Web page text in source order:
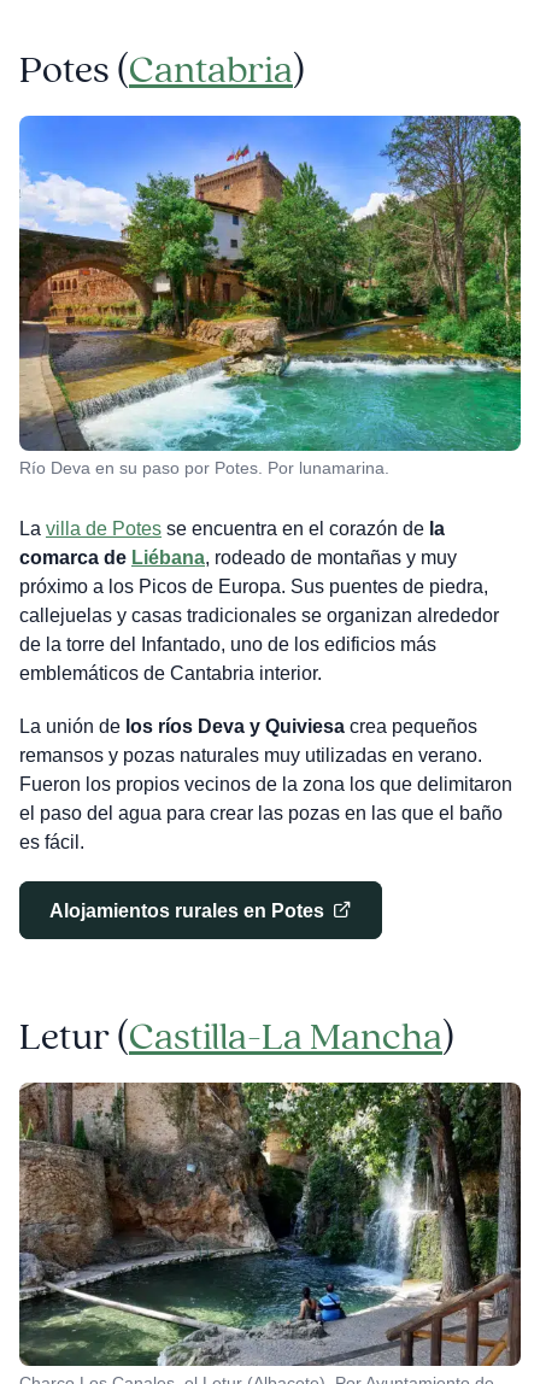
Potes (Cantabria)
Río Deva en su paso por Potes. Por lunamarina.
La villa de Potesse encuentra en el corazón dela
comarca de Liébana, rodeado de montañas y muy
próximo a los Picos de Europa. Sus puentes de piedra,
callejuelas y casas tradicionales se organizan alrededor
de la torre del Infantado, uno de los edificios más
emblemáticos de Cantabria interior.
La unión delos ríos Deva y Quiviesacrea pequeños
remansos y pozas naturales muy utilizadas en verano.
Fueron los propios vecinos de la zona los que delimitaron
el paso del agua para crear las pozas en las que el baño
es fácil.
Alojamientos rurales en Potes
Letur (Castilla-La Mancha)